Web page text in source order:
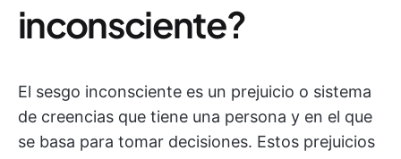
inconsciente?
El sesgo inconsciente es un prejuicio o sistema
de creencias que tiene una persona y en el que
se basa para tomar decisiones. Estos prejuicios